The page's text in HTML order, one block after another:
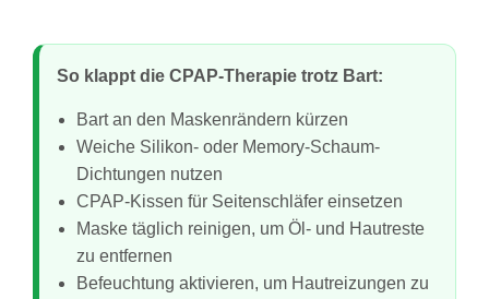
So klappt die CPAP-Therapie trotz Bart:
Bart an den Maskenrändern kürzen
Weiche Silikon- oder Memory-Schaum-
Dichtungen nutzen
CPAP-Kissen für Seitenschläfer einsetzen
Maske täglich reinigen, um Öl- und Hautreste
zu entfernen
Befeuchtung aktivieren, um Hautreizungen zu